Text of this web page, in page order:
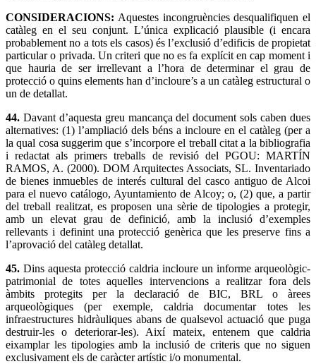
CONSIDERACIONS: Aquestes incongruències desqualifiquen el
catàleg en el seu conjunt. L’única explicació plausible (i encara
probablement no a tots els casos) és l’exclusió d’edificis de propietat
particular o privada. Un criteri que no es fa explícit en cap moment i
que hauria de ser irrellevant a l’hora de determinar el grau de
protecció o quins elements han d’incloure’s a un catàleg estructural o
un de detallat.
44. Davant d’aquesta greu mancança del document sols caben dues
alternatives: (1) l’ampliació dels béns a incloure en el catàleg (per a
la qual cosa suggerim que s’incorpore el treball citat a la bibliografia
i redactat als primers treballs de revisió del PGOU: MARTÍN
RAMOS, A. (2000). DOM Arquitectes Associats, SL. Inventariado
de bienes inmuebles de interés cultural del casco antiguo de Alcoi
para el nuevo catálogo, Ayuntamiento de Alcoy; o, (2) que, a partir
del treball realitzat, es proposen una sèrie de tipologies a protegir,
amb un elevat grau de definició, amb la inclusió d’exemples
rellevants i definint una protecció genèrica que les preserve fins a
l’aprovació del catàleg detallat.
45. Dins aquesta protecció caldria incloure un informe arqueològic-
patrimonial de totes aquelles intervencions a realitzar fora dels
àmbits protegits per la declaració de BIC, BRL o àrees
arqueològiques (per exemple, caldria documentar totes les
infraestructures hidràuliques abans de qualsevol actuació que puga
destruir-les o deteriorar-les). Així mateix, entenem que caldria
eixamplar les tipologies amb la inclusió de criteris que no siguen
exclusivament els de caràcter artístic i/o monumental.